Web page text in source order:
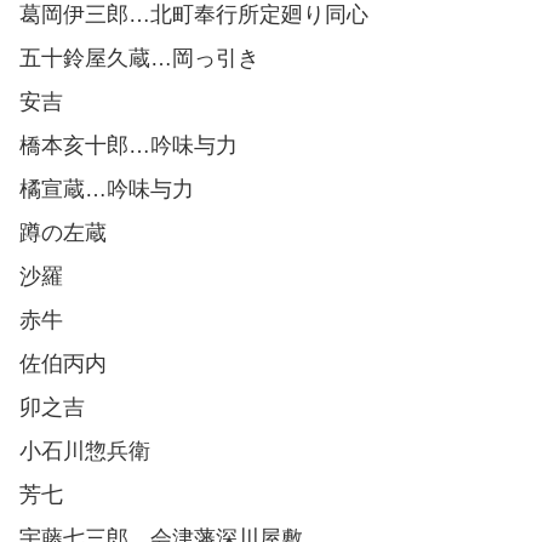
葛岡伊三郎…北町奉行所定廻り同心
五十鈴屋久蔵…岡っ引き
安吉
橋本亥十郎…吟味与力
橘宣蔵…吟味与力
蹲の左蔵
沙羅
赤牛
佐伯丙内
卯之吉
小石川惣兵衛
芳七